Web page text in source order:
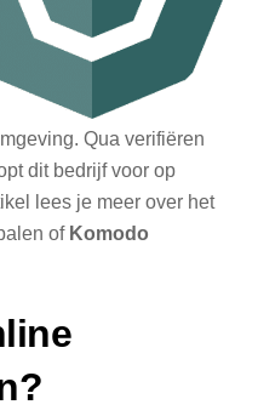
Qua verifiëren
dit bedrijf voor op
lees je meer over het
of Komodo